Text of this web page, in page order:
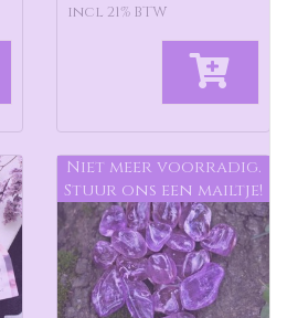
incl 21% BTW
Niet meer voorradig.
Stuur ons een mailtje!